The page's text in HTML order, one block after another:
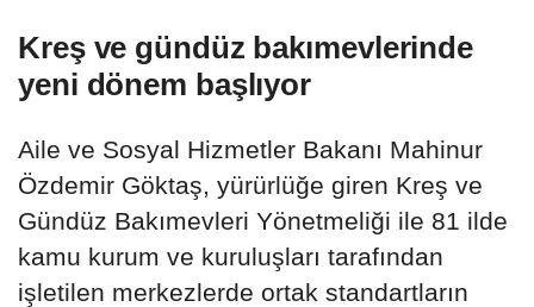
Kreş ve gündüz bakımevlerinde
yeni dönem başlıyor
Aile ve Sosyal Hizmetler Bakanı Mahinur
Özdemir Göktaş, yürürlüğe giren Kreş ve
Gündüz Bakımevleri Yönetmeliği ile 81 ilde
kamu kurum ve kuruluşları tarafından
işletilen merkezlerde ortak standartların